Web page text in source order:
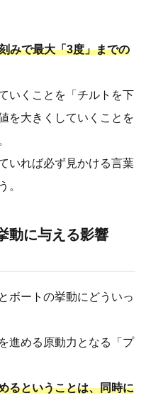
みで最大「3度」までの
いくことを「チルトを下
を大きくしていくことを
いれば必ず見かける言葉
。
動に与える影響
ボートの挙動にどういっ
進める原動力となる「プ
るということは、同時に